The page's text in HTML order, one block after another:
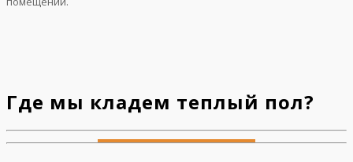
Где мы кладем теплый пол?